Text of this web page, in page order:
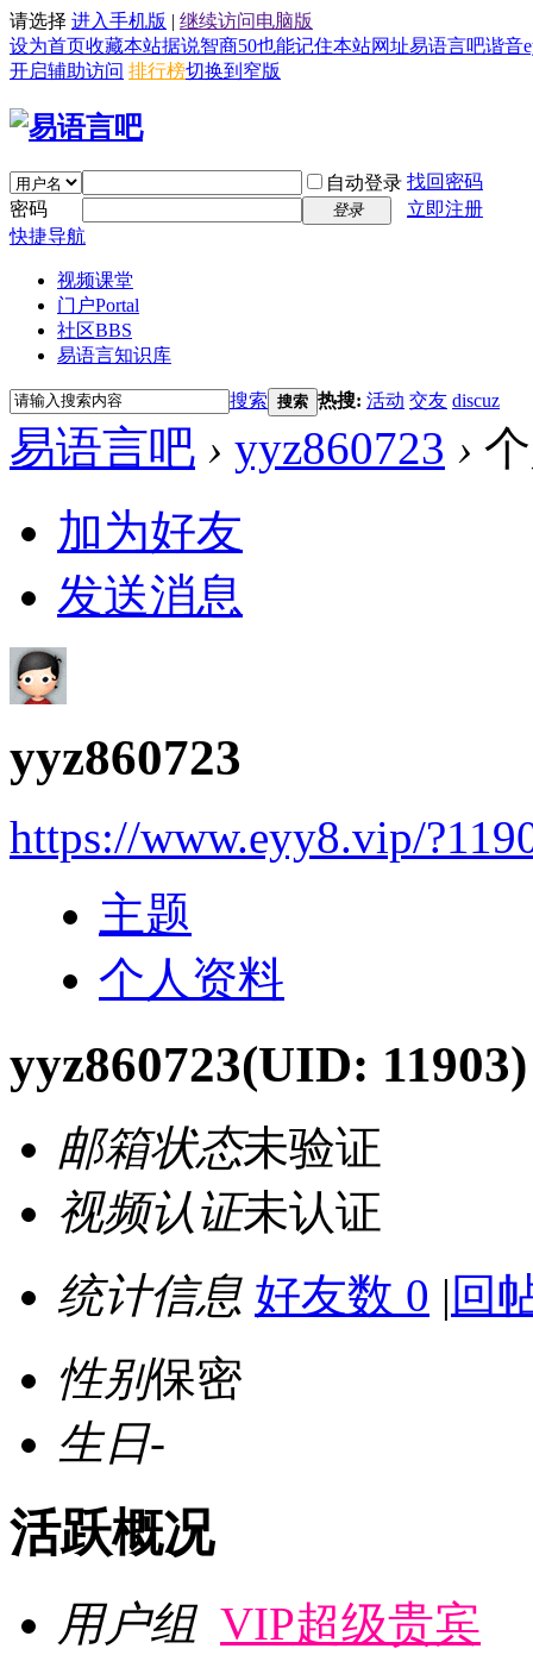
请选择 进入手机版 | 继续访问电脑版
设为首页收藏本站据说智商50也能记住本站网址易语言吧谐音
开启辅助访问 排行榜切换到窄版
自动登录 找回密码
密码
登录
立即注册
快捷导航
视频课堂
门户Portal
社区BBS
易语言知识库
搜索 搜索 热搜: 活动 交友 discuz
易语言吧 › yyz860723 ›
加为好友
发送消息
yyz860723
https://www.eyy8.vip/
主题
个人资料
yyz860723(UID: 11903)
邮箱状态未验证
视频认证未认证
统计信息 好友数 0 | 回
性别保密
生日-
活跃概况
用户组 VIP超级贵宾